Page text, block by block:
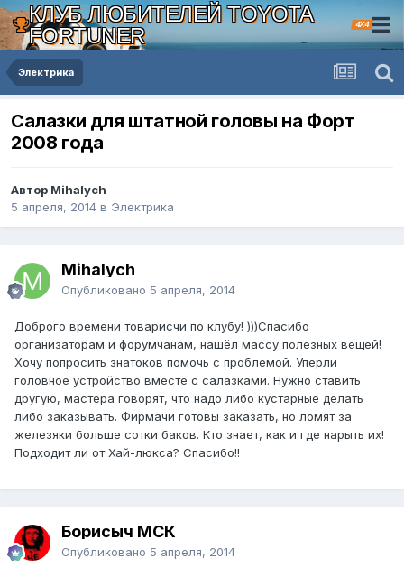
КЛУБ ЛЮБИТЕЛЕЙ TOYOTA
FORTUNER
4X4
Электрика
Салазки для штатной головы на Форт
2008 года
Автор Mihalych
5 апреля, 2014 в Электрика
Mihalych
Опубликовано 5 апреля, 2014
Доброго времени товарисчи по клубу! )))Спасибо
организаторам и форумчанам, нашёл массу полезных вещей!
Хочу попросить знатоков помочь с проблемой. Уперли
головное устройство вместе с салазками. Нужно ставить
другую, мастера говорят, что надо либо кустарные делать
либо заказывать. Фирмачи готовы заказать, но ломят за
железяки больше сотки баков. Кто знает, как и где нарыть их!
Подходит ли от Хай-люкса? Спасибо!!
Борисыч МСК
Опубликовано 5 апреля, 2014